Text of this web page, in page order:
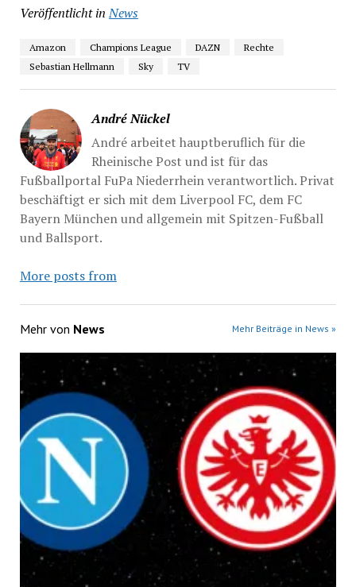
Veröffentlicht in News
Amazon Champions League DAZN
Rechte
Sebastian Hellmann
Sky TV
André Nückel
André arbeitet hauptberuflich für die
Rheinische Post und ist für das
Fußballportal FuPa Niederrhein verantwortlich. Privat
beschäftigt er sich mit dem Liverpool FC, dem FC
Bayern München und allgemein mit Spitzen-Fußball
und Ballsport.
More posts from
Mehr von News Mehr Beiträge in News »